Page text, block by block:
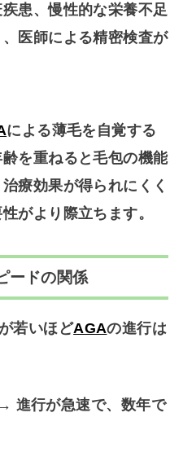
患、慢性的な栄養不足
医師による精密検査が
による薄毛を自覚する
を重ねると毛包の機能
療効果が得られにくく
がより際立ちます。
ードの関係
若いほどAGAの進行は
進行が急速で、数年で